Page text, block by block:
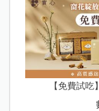
【免費試